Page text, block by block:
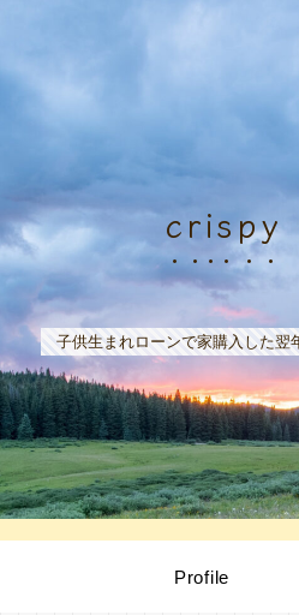
crispy
子供生まれローンで家購入した翌
Profile